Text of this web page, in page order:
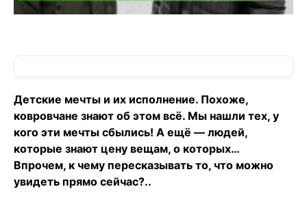
Детские мечты и их исполнение. Похоже,
ковровчане знают об этом всё. Мы нашли тех, у
кого эти мечты сбылись! А ещё — людей,
которые знают цену вещам, о которых…
Впрочем, к чему пересказывать то, что можно
увидеть прямо сейчас?..